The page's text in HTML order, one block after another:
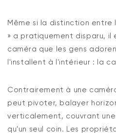
Même si la distinction entre
» a pratiquement disparu, il
caméra que les gens
l'installent à l'intérieur : la
Contrairement à une
peut pivoter, balayer
verticalement, couvrant
qu'un seul coin. Les